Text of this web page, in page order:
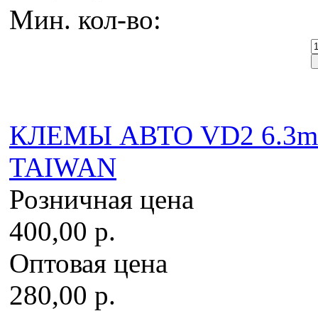
Мин. кол-во:
КЛЕМЫ АВТО VD2
TAIWAN
Розничная цена
400,00 р.
Оптовая цена
280,00 р.